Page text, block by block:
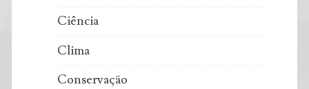
Ciência
Clima
Conservação